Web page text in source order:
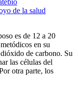
es de 12 a 20
en su
de carbono. Su
las células del
otra parte, los